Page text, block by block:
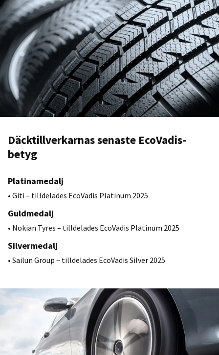
Däcktillverkarnas senaste EcoVadis-
betyg
Platinamedalj
• Giti – tilldelades EcoVadis Platinum 2025
Guldmedalj
• Nokian Tyres – tilldelades EcoVadis Platinum 2025
Silvermedalj
• Sailun Group – tilldelades EcoVadis Silver 2025